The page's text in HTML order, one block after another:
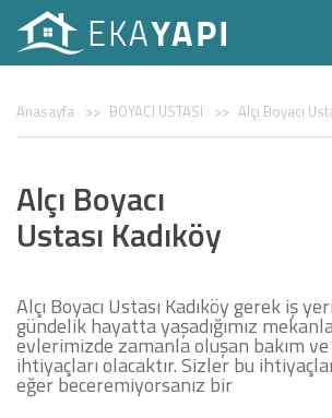
Anasayfa BOYACI USTASI Alçı Boyacı
Alçı Boyacı
Ustası Kadıköy
Alçı Boyacı Ustası Kadıköy gerek iş
gündelik hayatta yaşadığımız
evlerimizde zamanla oluşan bakım ve
ihtiyaçları olacaktır. Sizler bu
eğer beceremiyorsanız bir